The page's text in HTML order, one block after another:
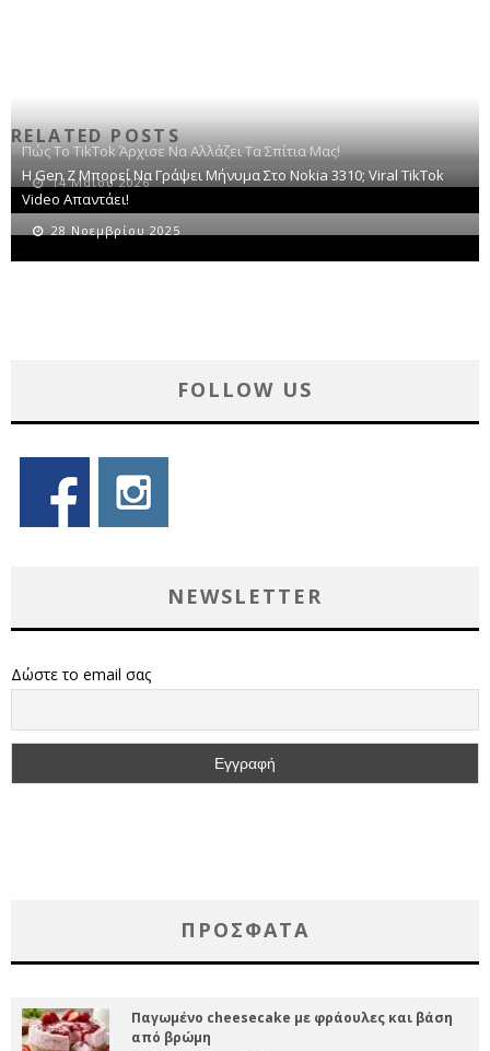
RELATED POSTS
Πώς Το TikTok Άρχισε Να Αλλάζει Τα Σπίτια Μας!
14 Μαΐου 2026
Η Gen Z Μπορεί Να Γράψει Μήνυμα Στο Nokia 3310; Viral TikTok
Video Απαντάει!
28 Νοεμβρίου 2025
FOLLOW US
NEWSLETTER
Δώστε το email σας
ΠΡΌΣΦΑΤΑ
Παγωμένο cheesecake με φράουλες και βάση
από βρώμη